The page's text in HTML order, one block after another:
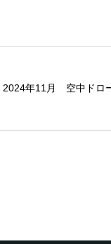
2024年11月 空中ドロ